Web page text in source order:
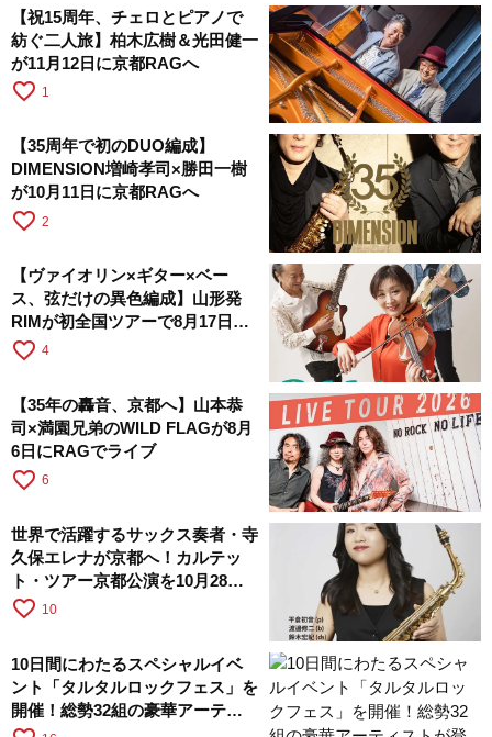
【祝15周年、チェロとピアノで
紡ぐ二人旅】柏木広樹＆光田健一
が11月12日に京都RAGへ
favorite_border 1
【35周年で初のDUO編成】
DIMENSION増崎孝司×勝田一樹
が10月11日に京都RAGへ
favorite_border 2
【ヴァイオリン×ギター×ベー
ス、弦だけの異色編成】山形発
RIMが初全国ツアーで8月17日に
RAGへ
favorite_border 4
【35年の轟音、京都へ】山本恭
司×満園兄弟のWILD FLAGが8月
6日にRAGでライブ
favorite_border 6
世界で活躍するサックス奏者・寺
久保エレナが京都へ！カルテッ
ト・ツアー京都公演を10月28日
に開催
favorite_border 10
10日間にわたるスペシャルイベ
ント「タルタルロックフェス」を
開催！総勢32組の豪華アーティ
ストが登場